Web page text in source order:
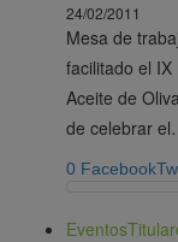
24/02/2011
Mesa de
facilitado el
Aceite de
de celebrar
0 Facebook
Eventos